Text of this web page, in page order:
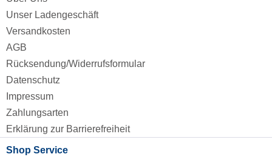
Unser Ladengeschäft
Versandkosten
AGB
Rücksendung/Widerrufsformular
Datenschutz
Impressum
Zahlungsarten
Erklärung zur Barrierefreiheit
Shop Service